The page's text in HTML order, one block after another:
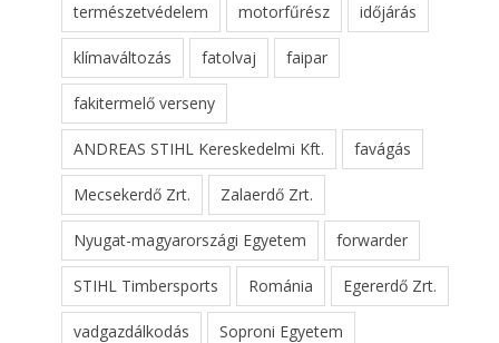
természetvédelem motorfűrész időjárás
klímaváltozás fatolvaj faipar
fakitermelő verseny
ANDREAS STIHL Kereskedelmi Kft. favágás
Mecsekerdő Zrt. Zalaerdő Zrt.
Nyugat-magyarországi Egyetem forwarder
STIHL Timbersports Románia Egererdő Zrt.
vadgazdálkodás Soproni Egyetem